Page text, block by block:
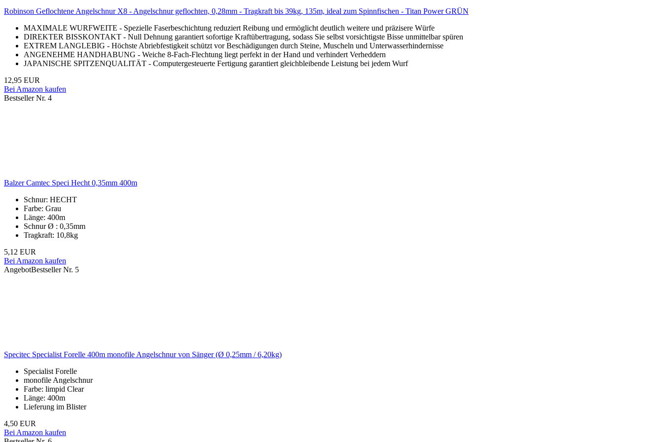
Robinson Geflochtene Angelschnur X8 - Angelschnur geflochten, 0,28mm - Tragkraft bis 39kg, 135m, ideal zum Spinnfischen - Titan Power GRÜN
MAXIMALE WURFWEITE - Spezielle Faserbeschichtung reduziert Reibung und ermöglicht deutlich weitere und präzisere Würfe
DIREKTER BISSKONTAKT - Null Dehnung garantiert sofortige Kraftübertragung, sodass Sie selbst vorsichtigste Bisse unmittelbar spüren
EXTREM LANGLEBIG - Höchste Abriebfestigkeit schützt vor Beschädigungen durch Steine, Muscheln und Unterwasserhindernisse
ANGENEHME HANDHABUNG - Weiche 8-Fach-Flechtung liegt perfekt in der Hand und verhindert Verheddern
JAPANISCHE SPITZENQUALITÄT - Computergesteuerte Fertigung garantiert gleichbleibende Leistung bei jedem Wurf
12,95 EUR
Bei Amazon kaufen
Bestseller Nr. 4
Balzer Camtec Speci Hecht 0,35mm 400m
Schnur: HECHT
Farbe: Grau
Länge: 400m
Schnur Ø : 0,35mm
Tragkraft: 10,8kg
5,12 EUR
Bei Amazon kaufen
AngebotBestseller Nr. 5
Specitec Specialist Forelle 400m monofile Angelschnur von Sänger (Ø 0,25mm / 6,20kg)
Specialist Forelle
monofile Angelschnur
Farbe: limpid Clear
Länge: 400m
Lieferung im Blister
4,50 EUR
Bei Amazon kaufen